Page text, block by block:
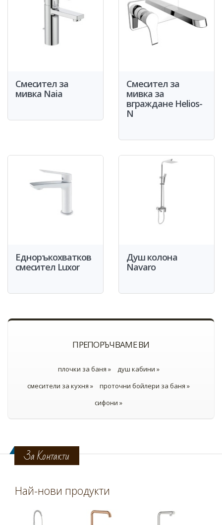
Смесител за
мивка Naia
Смесител за
мивка за
вграждане Helios-
N
Едноръкохватков
смесител Luxor
Душ колона
Navaro
ПРЕПОРЪЧВАМЕ ВИ
плочки за баня »
душ кабини »
смесители за кухня »
проточни бойлери за баня »
сифони »
За Контакти
Най-нови продукти